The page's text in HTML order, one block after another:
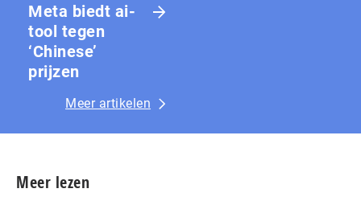
Meta biedt ai-
tool tegen
‘Chinese’
prijzen
Meer artikelen
Meer lezen